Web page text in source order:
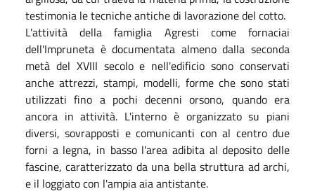
testimonia le tecniche antiche di lavorazione del cotto.
L'attività della famiglia Agresti come fornaciai
dell'Impruneta è documentata almeno dalla seconda
metà del XVIII secolo e nell'edificio sono conservati
anche attrezzi, stampi, modelli, forme che sono stati
utilizzati fino a pochi decenni orsono, quando era
ancora in attività. L'interno è organizzato su piani
diversi, sovrapposti e comunicanti con al centro due
forni a legna, in basso l'area adibita al deposito delle
fascine, caratterizzato da una bella struttura ad archi,
e il loggiato con l'ampia aia antistante.